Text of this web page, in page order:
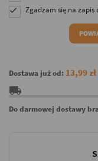
 Zgadzam się na zapis
Dostawa już od: 13,99 zł
local_shipping
Do darmowej dostawy